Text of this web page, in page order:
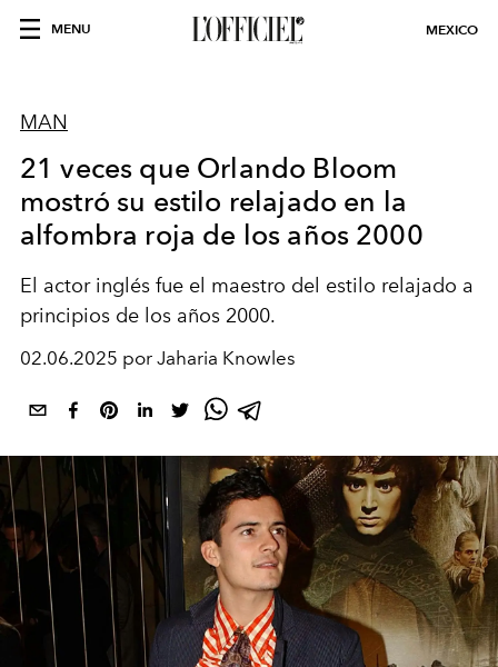
MENU MEXICO
MAN
21 veces que Orlando Bloom
mostró su estilo relajado en la
alfombra roja de los años 2000
El actor inglés fue el maestro del estilo relajado a
principios de los años 2000.
02.06.2025 por Jaharia Knowles